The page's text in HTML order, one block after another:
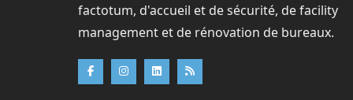
factotum, d'accueil et de sécurité, de facility
management et de rénovation de bureaux.